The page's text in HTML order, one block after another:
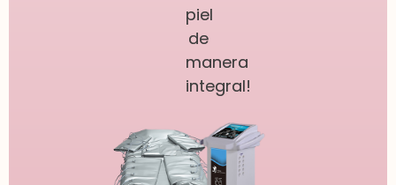
piel
de
manera
integral!